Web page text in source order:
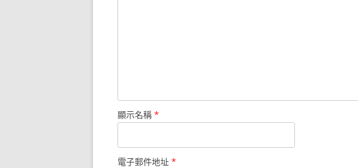
顯示名稱 *
電子郵件地址 *